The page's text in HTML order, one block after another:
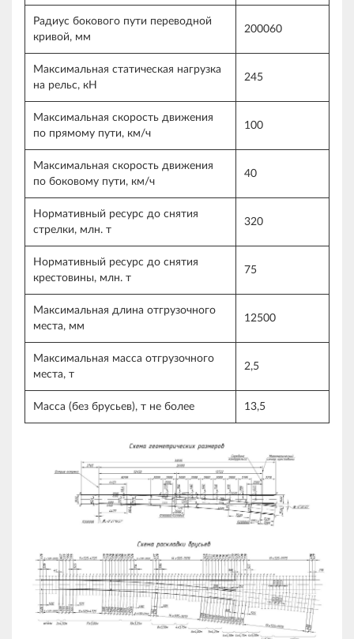
Радиус бокового пути переводной
кривой, мм
200060
Максимальная статическая нагрузка
на рельс, кН
245
Максимальная скорость движения
по прямому пути, км/ч
100
Максимальная скорость движения
по боковому пути, км/ч
40
Нормативный ресурс до снятия
стрелки, млн. т
320
Нормативный ресурс до снятия
крестовины, млн. т
75
Максимальная длина отгрузочного
места, мм
12500
Максимальная масса отгрузочного
места, т
2,5
Масса (без брусьев), т не более 13,5